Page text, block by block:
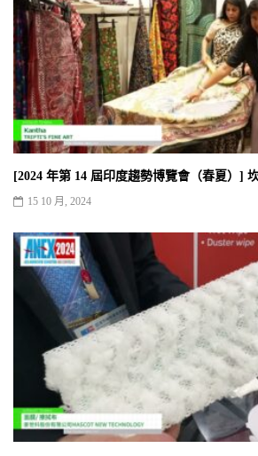
[2024 年第 14 屆印度趨勢博覽會（春夏）]
15 10 月, 2024